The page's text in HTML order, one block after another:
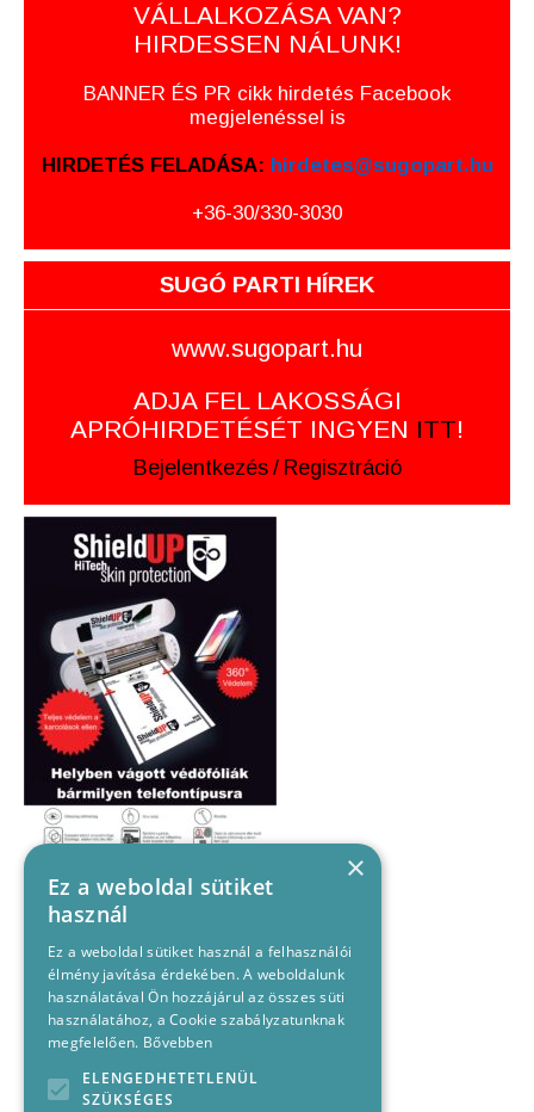
VÁLLALKOZÁSA VAN?
HIRDESSEN NÁLUNK!
BANNER ÉS PR cikk hirdetés Facebook
megjelenéssel is
HIRDETÉS FELADÁSA: hirdetes@sugopart.hu
+36-30/330-3030
SUGÓ PARTI HÍREK
www.sugopart.hu
ADJA FEL LAKOSSÁGI
APRÓHIRDETÉSÉT INGYEN ITT!
Bejelentkezés / Regisztráció
×
Ez a weboldal sütiket
használ
Ez a weboldal sütiket használ a felhasználói
élmény javítása érdekében. A weboldalunk
használatával Ön hozzájárul az összes süti
használatához, a Cookie szabályzatunknak
megfelelően. Bővebben
ELENGEDHETETLENÜL
SZÜKSÉGES